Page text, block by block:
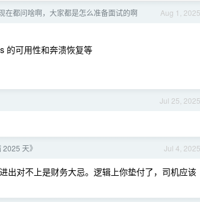
Aug 1, 2025
在都问啥啊，大家都是怎么准备面试的啊
的可用性和奔溃恢复等
Jul 25, 2025
Jul 4, 2025
天》
出对不上是财务大忌。逻辑上你垫付了，司机应该